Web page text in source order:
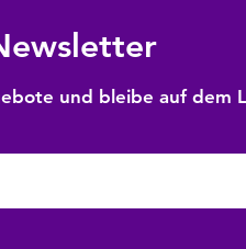
und bleibe auf dem